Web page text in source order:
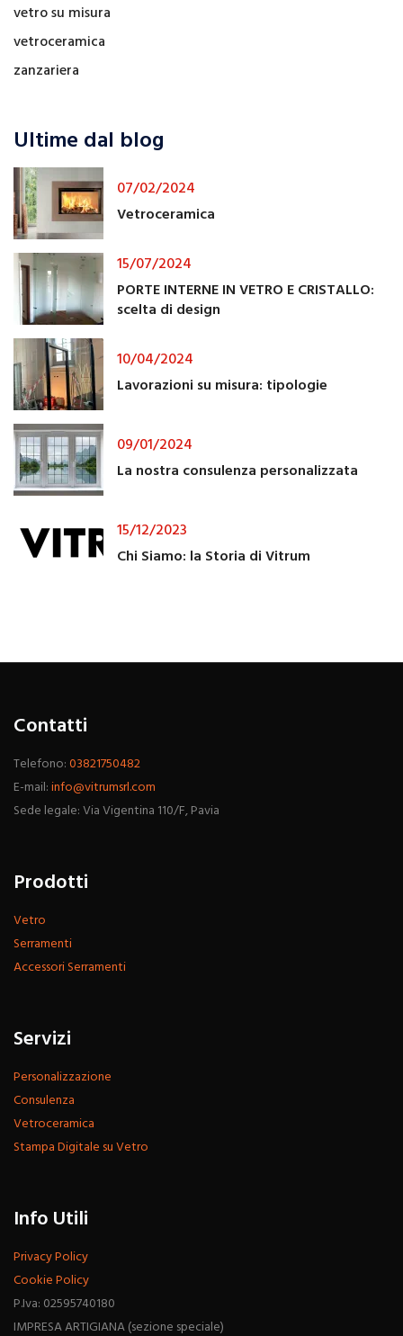
vetro su misura
vetroceramica
zanzariera
Ultime dal blog
07/02/2024
Vetroceramica
15/07/2024
PORTE INTERNE IN VETRO E CRISTALLO:
scelta di design
10/04/2024
Lavorazioni su misura: tipologie
09/01/2024
La nostra consulenza personalizzata
15/12/2023
Chi Siamo: la Storia di Vitrum
Contatti
Telefono:03821750482
E-mail:info@vitrumsrl.com
Sede legale: Via Vigentina 110/F, Pavia
Prodotti
Vetro
Serramenti
Accessori Serramenti
Servizi
Personalizzazione
Consulenza
Vetroceramica
Stampa Digitale su Vetro
Info Utili
Privacy Policy
Cookie Policy
P.Iva: 02595740180
IMPRESA ARTIGIANA (sezione speciale)